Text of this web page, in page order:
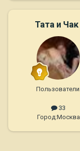
Тата и Чак
Пользователи.
33
Город:Москва